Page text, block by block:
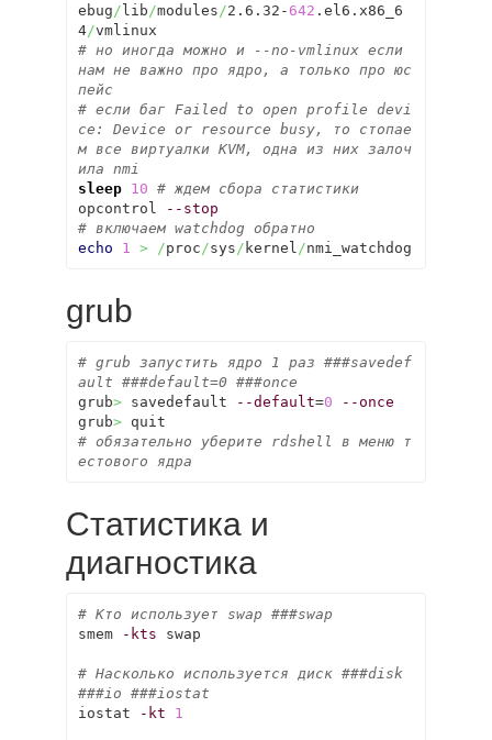
ebug /lib /modules /2.6.32- 642 .el6.x86_6
4/
# но иногда можно и --no-vmlinux если
нам не важно про ядро, а только про юс
пейс
# если баг Failed to open profile devi
ce: Device or resource busy, то стопае
м все виртуалки KVM, одна из них залоч
ила nmi
sleep
10 # ждем сбора статистики
opcontrol
--stop
# включаем watchdog обратно
echo
1 > /proc /sys / kernel /nmi_watchdog
grub
# grub запустить ядро 1 раз ###savedef
ault ###default=0 ###once
grub> savedefault --default=0
--once
grub>
# обязательно уберите rdshell в меню т
естового ядра
Статистика и
диагностика
# Кто использует swap ###swap
smem
-kts swap
# Насколько используется диск ###disk
###io ###iostat
iostat
-kt 1